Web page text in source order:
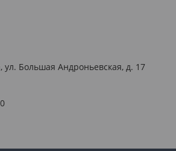
ул. Большая Андроньевская, д. 17